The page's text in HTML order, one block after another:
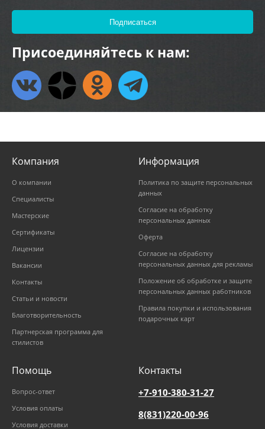
Присоединяйтесь к нам:
Компания
О компании
Специалисты
Мастерские
Сертификаты
Лицензии
Вакансии
Контакты
Статьи и новости
Благотворительность
Партнерская программа для
стилистов
Информация
Политика по защите персональных
данных
Согласие на обработку
персональных данных
Оферта
Согласие на обработку
персональных данных для рекламы
Положение об обработке и защите
персональных данных работников
Правила покупки и использования
подарочных карт
Помощь
Вопрос-ответ
Условия оплаты
Условия доставки
Контакты
+7-910-380-31-27
8(831)220-00-96